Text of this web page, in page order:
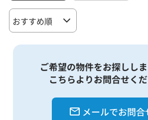
ご希望の物件をお探ししま
こちらよりお問合せくだ
メールでお問合